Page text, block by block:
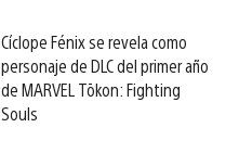
Cíclope Fénix se revela como
personaje de DLC del primer año
de MARVEL Tōkon: Fighting
Souls